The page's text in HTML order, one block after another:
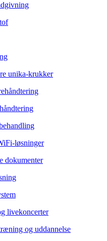
unika-krukker
løsninger
dokumenter
livekoncerter
og uddannelse